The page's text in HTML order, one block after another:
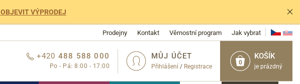
OBJEVIT VÝPRODEJ
Prodejny Kontakt Věrnostní program Jak vybrat
0
KOŠÍK
je prázdný
MŮJ ÚČET
Přihlášení / Registrace
+420 488 588 000
Po - Pá: 8:00 - 17:00